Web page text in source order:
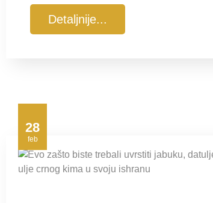
Detaljnije...
28
feb